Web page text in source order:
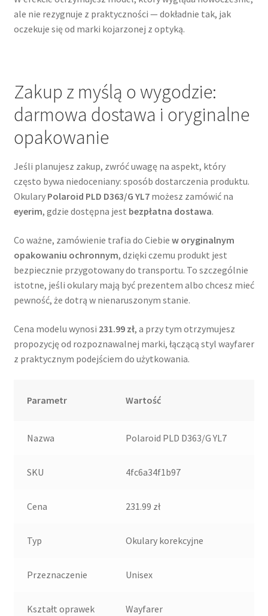
ale nie rezygnuje z praktyczności — dokładnie tak, jak
oczekuje się od marki kojarzonej z optyką.
Zakup z myślą o wygodzie:
darmowa dostawa i oryginalne
opakowanie
Jeśli planujesz zakup, zwróć uwagę na aspekt, który
często bywa niedoceniany: sposób dostarczenia produktu.
Okulary Polaroid PLD D363/G YL7możesz zamówić na
eyerim, gdzie dostępna jest bezpłatna dostawa.
Co ważne, zamówienie trafia do Ciebie w oryginalnym
opakowaniu ochronnym, dzięki czemu produkt jest
bezpiecznie przygotowany do transportu. To szczególnie
istotne, jeśli okulary mają być prezentem albo chcesz mieć
pewność, że dotrą w nienaruszonym stanie.
Cena modelu wynosi 231.99 zł, a przy tym otrzymujesz
propozycję od rozpoznawalnej marki, łączącą styl wayfarer
z praktycznym podejściem do użytkowania.
Parametr Wartość
Nazwa Polaroid PLD D363/G YL7
SKU 4fc6a34f1b97
Cena 231.99 zł
Typ Okulary korekcyjne
Przeznaczenie Unisex
Kształt oprawek Wayfarer